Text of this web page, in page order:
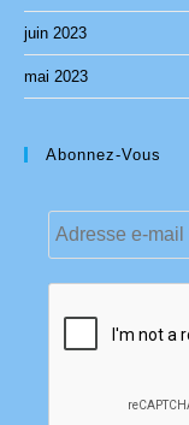
juin 2023
mai 2023
Abonnez-Vous